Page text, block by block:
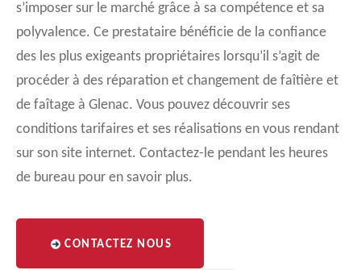
s’imposer sur le marché grâce à sa compétence et sa
polyvalence. Ce prestataire bénéficie de la confiance
des les plus exigeants propriétaires lorsqu’il s’agit de
procéder à des réparation et changement de faîtière et
de faîtage à Glenac. Vous pouvez découvrir ses
conditions tarifaires et ses réalisations en vous rendant
sur son site internet. Contactez-le pendant les heures
de bureau pour en savoir plus.
CONTACTEZ NOUS